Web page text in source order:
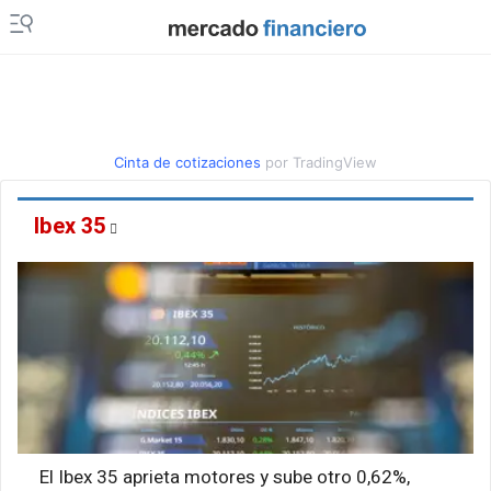
Cinta de cotizaciones por TradingView
Ibex 35
El Ibex 35 aprieta motores y sube otro 0,62%,